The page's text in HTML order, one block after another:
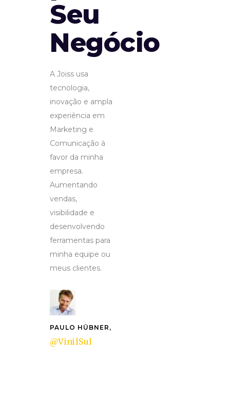
Seu
Negócio
A Joiss usa
tecnologia,
inovação e ampla
experiência em
Marketing e
Comunicação à
favor da minha
empresa.
Aumentando
vendas,
visibilidade e
desenvolvendo
ferramentas para
minha equipe ou
meus clientes.
PAULO HÜBNER,
@VinilSul